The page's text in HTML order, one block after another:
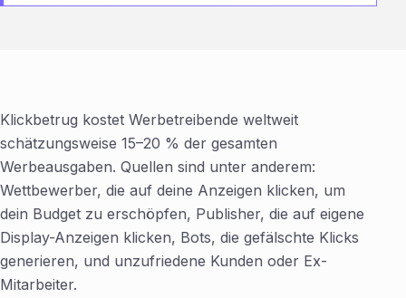
Klickbetrug kostet Werbetreibende weltweit
schätzungsweise 15–20 % der gesamten
Werbeausgaben. Quellen sind unter anderem:
Wettbewerber, die auf deine Anzeigen klicken, um
dein Budget zu erschöpfen, Publisher, die auf eigene
Display-Anzeigen klicken, Bots, die gefälschte Klicks
generieren, und unzufriedene Kunden oder Ex-
Mitarbeiter.